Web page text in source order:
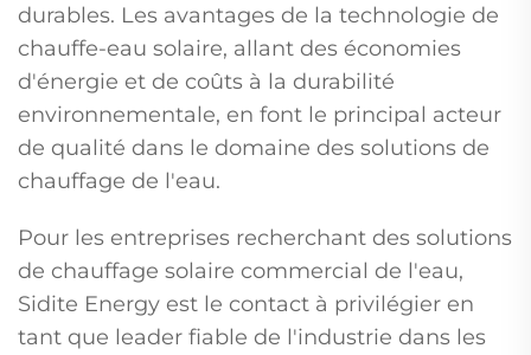
durables. Les avantages de la technologie de
chauffe-eau solaire, allant des économies
d'énergie et de coûts à la durabilité
environnementale, en font le principal acteur
de qualité dans le domaine des solutions de
chauffage de l'eau.
Pour les entreprises recherchant des solutions
de chauffage solaire commercial de l'eau,
Sidite Energy est le contact à privilégier en
tant que leader fiable de l'industrie dans les